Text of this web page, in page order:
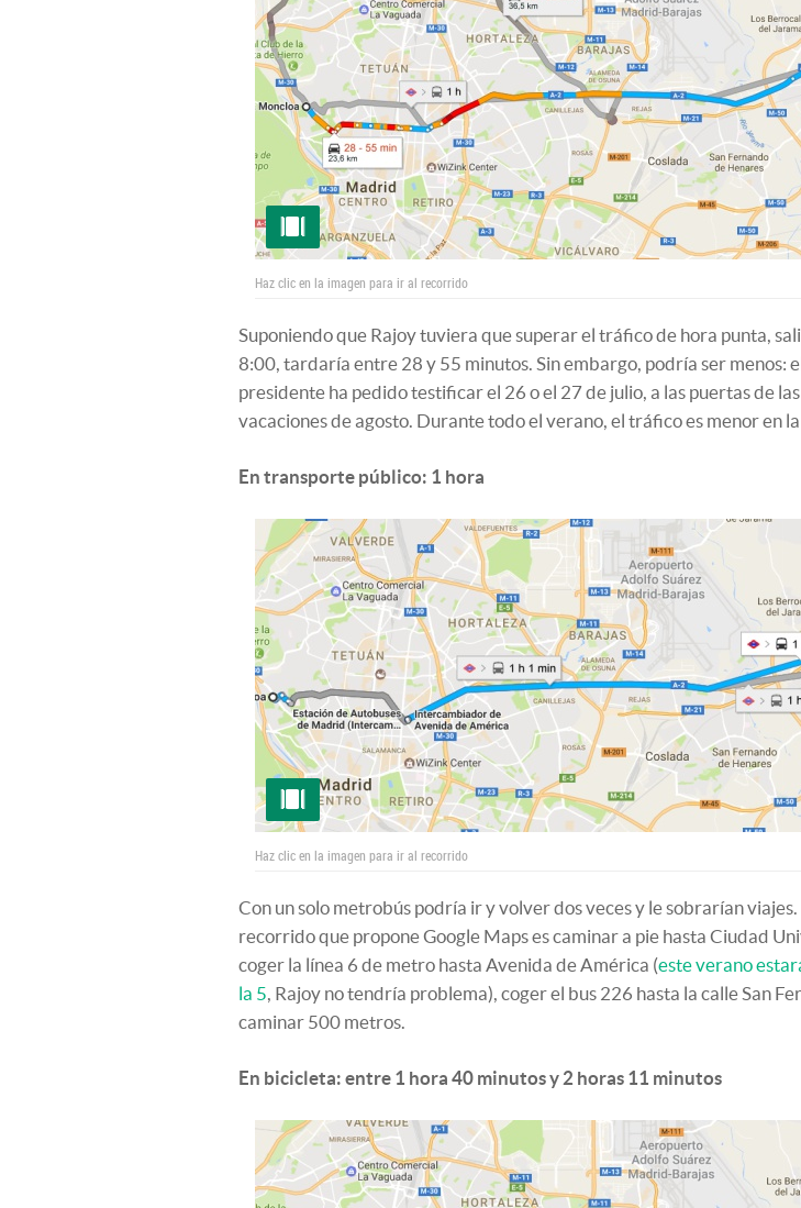
Haz clic en la imagen para ir al recorrido
Suponiendo que Rajoy tuviera que superar el tráfico de hora punta,
8:00, tardaría entre 28 y 55 minutos. Sin embargo, podría ser menos:
presidente ha pedido testificar el 26 o el 27 de julio, a las puertas de las
vacaciones de agosto. Durante todo el verano, el tráfico es menor en
En transporte público: 1 hora
Haz clic en la imagen para ir al recorrido
Con un solo metrobús podría ir y volver dos veces y le sobrarían viajes.
recorrido que propone Google Maps es caminar a pie hasta Ciudad
coger la línea 6 de metro hasta Avenida de América (este verano
la 5, Rajoy no tendría problema), coger el bus 226 hasta la calle San
caminar 500 metros.
En bicicleta: entre 1 hora 40 minutos y 2 horas 11 minutos